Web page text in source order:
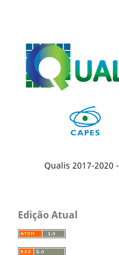
Qualis 2017-2020 -
Edição Atual